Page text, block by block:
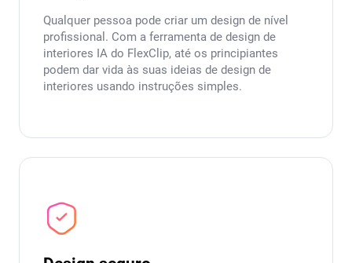
Qualquer pessoa pode criar um design de nível
profissional. Com a ferramenta de design de
interiores IA do FlexClip, até os principiantes
podem dar vida às suas ideias de design de
interiores usando instruções simples.